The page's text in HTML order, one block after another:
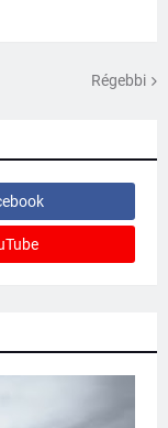
Régebbi